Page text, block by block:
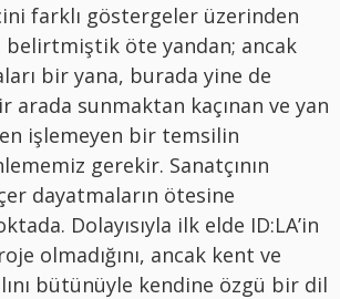
farklı göstergeler üzerinden
öte yandan; ancak
bir yana, burada yine de
arada sunmaktan kaçınan ve yan
işlemeyen bir temsilin
gerekir. Sanatçının
dayatmaların ötesine
Dolayısıyla ilk elde ID:LA’in
olmadığını, ancak kent ve
bütünüyle kendine özgü bir dil